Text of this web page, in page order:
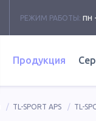
РЕЖИМ РАБОТЫ: пн
Продукция
TL-SPORT APS TL-